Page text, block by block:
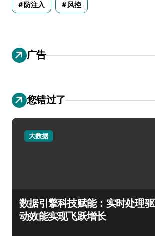
防注入 风控
广告
您错过了
大数据
数据引擎科技赋能：实时处理驱
动效能实现飞跃增长